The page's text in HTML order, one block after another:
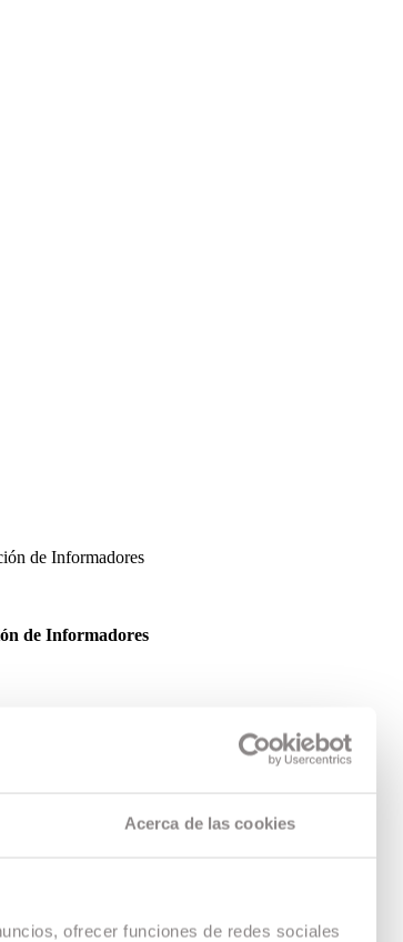
Acerca de las cookies
ofrecer funciones de redes sociales
de Informadores
de Informadores
Escac Films, con Marta